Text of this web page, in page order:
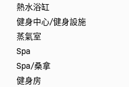
熱水浴缸
健身中心/健身設施
蒸氣室
Spa
Spa/桑拿
健身房